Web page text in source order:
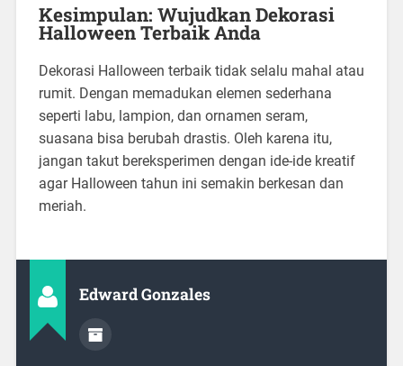
Kesimpulan: Wujudkan Dekorasi
Halloween Terbaik Anda
Dekorasi Halloween terbaik tidak selalu mahal atau
rumit. Dengan memadukan elemen sederhana
seperti labu, lampion, dan ornamen seram,
suasana bisa berubah drastis. Oleh karena itu,
jangan takut bereksperimen dengan ide-ide kreatif
agar Halloween tahun ini semakin berkesan dan
meriah.
Edward Gonzales